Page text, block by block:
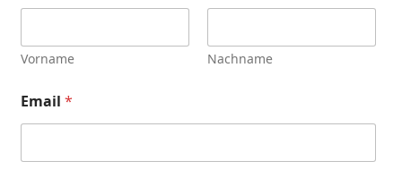
Vorname Nachname
Email*